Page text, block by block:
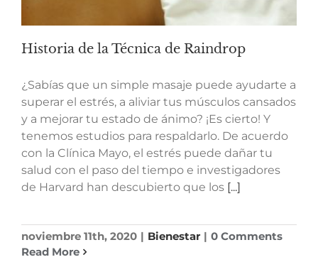
Historia de la Técnica de Raindrop
¿Sabías que un simple masaje puede ayudarte a
superar el estrés, a aliviar tus músculos cansados
y a mejorar tu estado de ánimo? ¡Es cierto! Y
tenemos estudios para respaldarlo. De acuerdo
con la Clínica Mayo, el estrés puede dañar tu
salud con el paso del tiempo e investigadores
de Harvard han descubierto que los [...]
noviembre 11th, 2020 | Bienestar | 0 Comments
Read More